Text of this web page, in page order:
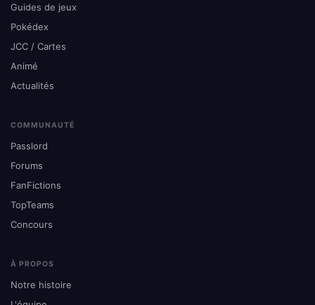
Guides de jeux
Pokédex
JCC / Cartes
Animé
Actualités
COMMUNAUTÉ
Passlord
Forums
FanFictions
TopTeams
Concours
À PROPOS
Notre histoire